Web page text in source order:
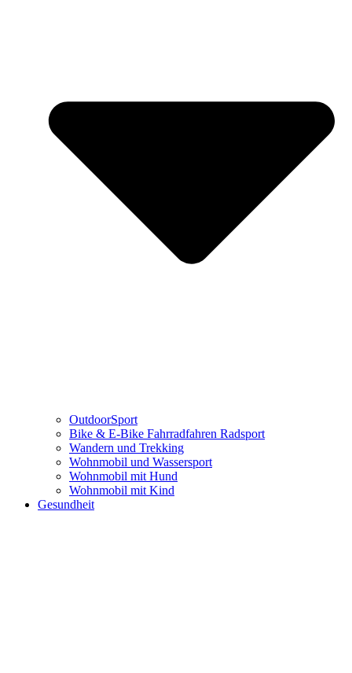
OutdoorSport
Bike & E-Bike Fahrradfahren Radsport
Wandern und Trekking
Wohnmobil und Wassersport
Wohnmobil mit Hund
Wohnmobil mit Kind
Gesundheit